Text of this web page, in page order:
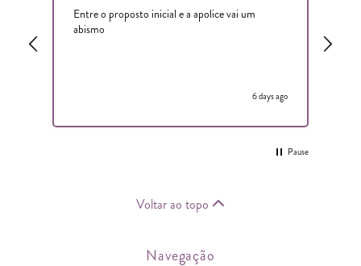
Entre o proposto inicial e a apolice vai um
abismo
6 days ago
Pause
Voltar ao topo
Navegação